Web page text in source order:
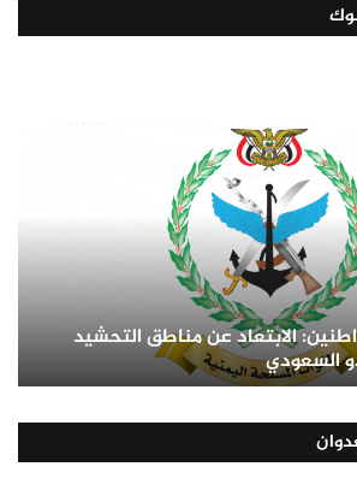
الابتعاد عن مناطق التحشيد
السعودي